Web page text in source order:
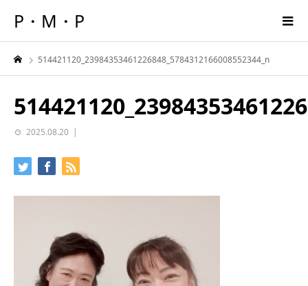
P・M・P
514421120_23984353461226848_5784312166008552344_n
2025.08.20